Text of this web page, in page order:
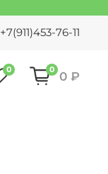
+7(911)453-76-11
0 0 0 ₽